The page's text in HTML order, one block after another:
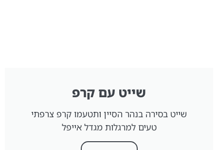
שייט עם קרפ
שייט בסירה בנהר הסיין ותטעמו קרפ צרפתי
טעים למרגלות מגדל אייפל